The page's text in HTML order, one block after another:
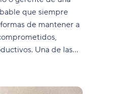
que siempre
de mantener a
Una de las
trabajo. Si haces